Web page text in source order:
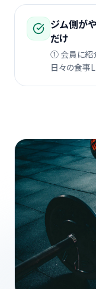
ジム側がや
だけ
① 会員に紹
日々の食事